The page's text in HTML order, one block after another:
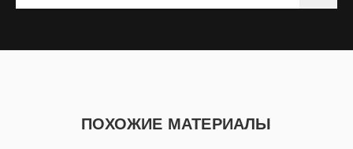
ПОХОЖИЕ МАТЕРИАЛЫ